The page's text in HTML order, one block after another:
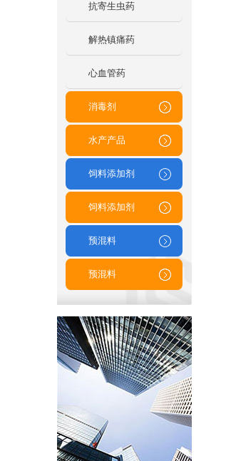
抗寄生虫药
解热镇痛药
心血管药
消毒剂
水产产品
饲料添加剂
饲料添加剂
预混料
预混料